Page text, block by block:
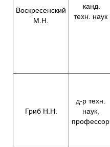
Воскресенский
М.Н.
канд.
техн. наук
Гриб Н.Н.
д-р техн.
наук,
профессор